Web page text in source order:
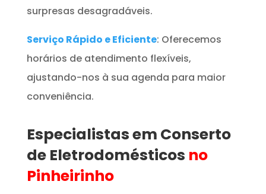
surpresas desagradáveis.
Serviço Rápido e Eficiente: Oferecemos
horários de atendimento flexíveis,
ajustando-nos à sua agenda para maior
conveniência.
Especialistas em Conserto
de Eletrodomésticos no
Pinheirinho